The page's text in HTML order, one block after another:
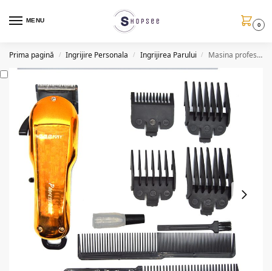
MENU
0
Prima pagină / Ingrijire Personala / Ingrijirea Parului / Masina profesionala de tuns Geemy GM873, 15W + 10 accesorii